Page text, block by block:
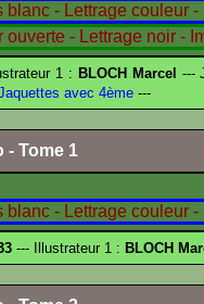
1 : BLOCH Marcel ---
avec 4ème ---
- Tome 1
--- Illustrateur 1 : BLOCH